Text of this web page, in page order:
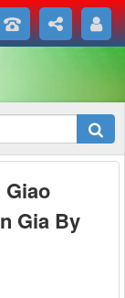
Giao
Gia By